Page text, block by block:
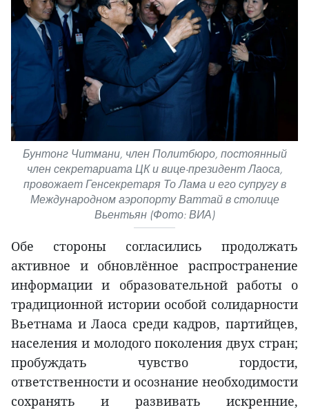
Бунтонг Читмани, член Политбюро, постоянный
член секретариата ЦК и вице-президент Лаоса,
провожает Генсекретаря То Лама и его супругу в
Международном аэропорту Ваттай в столице
Вьентьян (Фото: ВИА)
Обе стороны согласились продолжать
активное и обновлённое распространение
информации и образовательной работы о
традиционной истории особой солидарности
Вьетнама и Лаоса среди кадров, партийцев,
населения и молодого поколения двух стран;
пробуждать чувство гордости,
ответственности и осознание необходимости
сохранять и развивать искренние,